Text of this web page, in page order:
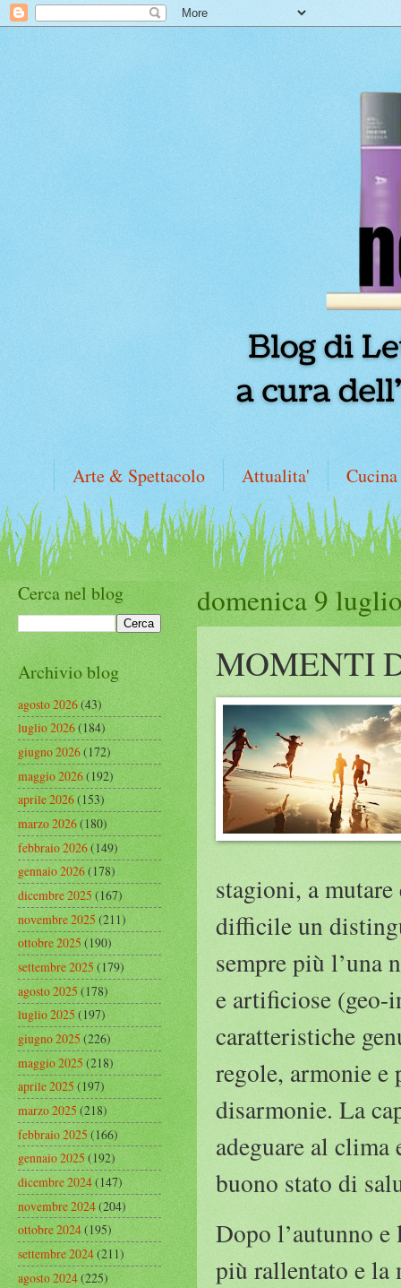
Arte & Spettacolo Attualita' Cucina
domenica 9
MOMENTI
stagioni, a
difficile un
sempre più l’una
e artificiose (geo-
caratteristiche
regole, armonie e
disarmonie. La
adeguare al
buono stato di
Dopo l’autunno
più rallentato e la
Cerca nel blog
Archivio blog
agosto 2026(43)
luglio 2026(184)
giugno 2026(172)
maggio 2026(192)
aprile 2026(153)
marzo 2026(180)
febbraio 2026(149)
gennaio 2026(178)
dicembre 2025(167)
novembre 2025(211)
ottobre 2025(190)
settembre 2025(179)
agosto 2025(178)
luglio 2025(197)
giugno 2025(226)
maggio 2025(218)
aprile 2025(197)
marzo 2025(218)
febbraio 2025(166)
gennaio 2025(192)
dicembre 2024(147)
novembre 2024(204)
ottobre 2024(195)
settembre 2024(211)
agosto 2024(225)